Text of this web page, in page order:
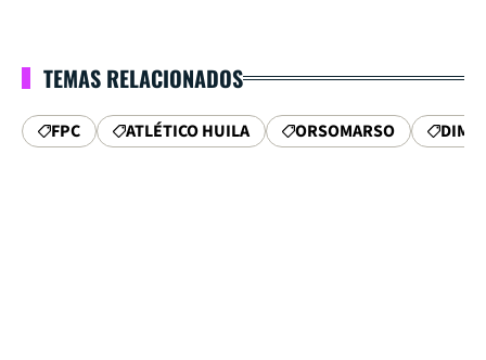
TEMAS RELACIONADOS
FPC ATLÉTICO HUILA ORSOMARSO